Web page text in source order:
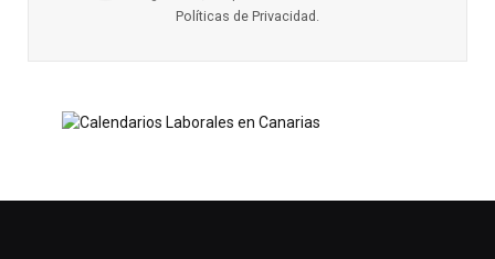
Políticas de Privacidad